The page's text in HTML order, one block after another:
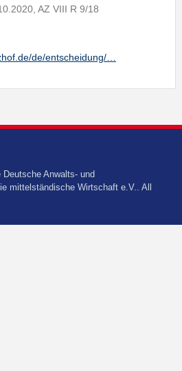
AZ VIII R 9/18
de/entscheidung/…
Anwalts- und
mittelständische Wirtschaft e.V.. All